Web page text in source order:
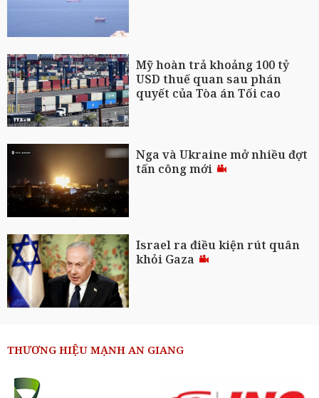
Mỹ hoàn trả khoảng 100 tỷ
USD thuế quan sau phán
quyết của Tòa án Tối cao
Nga và Ukraine mở nhiều đợt
tấn công mới
Israel ra điều kiện rút quân
khỏi Gaza
THƯƠNG HIỆU MẠNH AN GIANG